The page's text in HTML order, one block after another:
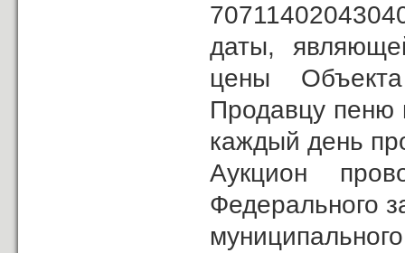
даты,
цены
Продавцу пеню
каждый день
Аукцион
Федерального